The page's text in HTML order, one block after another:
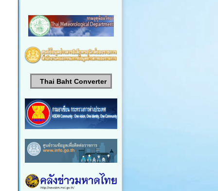
Thai Baht Converter